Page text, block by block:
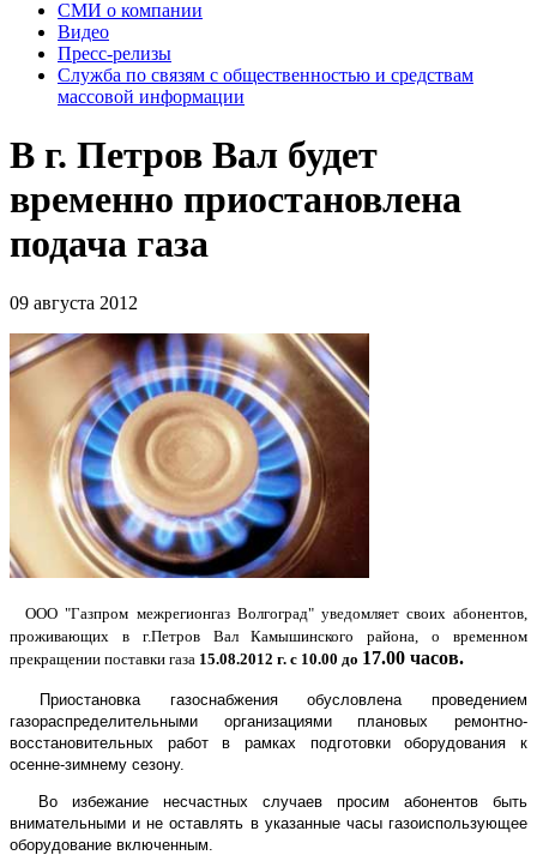
СМИ о компании
Видео
Пресс-релизы
Служба по связям с общественностью и средствам
массовой информации
В г. Петров Вал будет
временно приостановлена
подача газа
09 августа 2012
ООО "Газпром межрегионгаз Волгоград" уведомляет своих абонентов,
проживающих в г.Петров Вал Камышинского района, о временном
прекращении поставки газа 15.08.2012 г. с 10.00 до 17.00 часов.
Приостановка газоснабжения обусловлена проведением
газораспределительными организациями плановых ремонтно-
восстановительных работ в рамках подготовки оборудования к
осенне-зимнему сезону.
Во избежание несчастных случаев просим абонентов быть
внимательными и не оставлять в указанные часы газоиспользующее
оборудование включенным.